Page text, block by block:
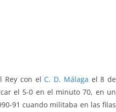
Rey con el C. D. Málaga el 8 de
el 5-0 en el minuto 70, en un
91 cuando militaba en las filas